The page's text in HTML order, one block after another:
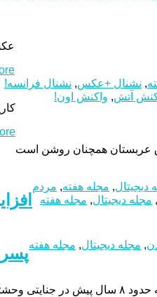
, نشنال +عکس, نشنال فرانسه!
آتش, واکنش اون!
عربستان همچنان روشن است
دیجیتال, مجله هفته, مردم
, مجله دیجیتال, مجله هفته
, مجله دیجیتال, مجله هفته
از اعدام […]